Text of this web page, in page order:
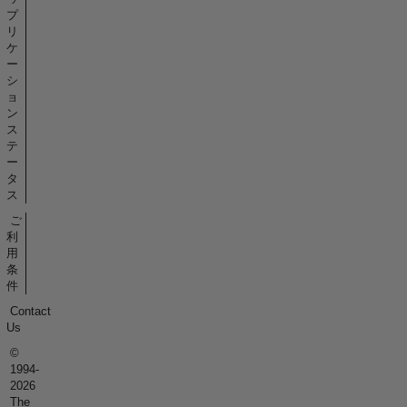
プ
リ
ケ
ー
シ
ョ
ン
ス
テ
ー
タ
ス
ご
利
用
条
件
Contact
Us
©
1994-
2026
The